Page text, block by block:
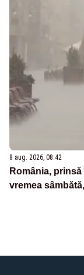
8 aug. 2026, 08:42
România,
vremea